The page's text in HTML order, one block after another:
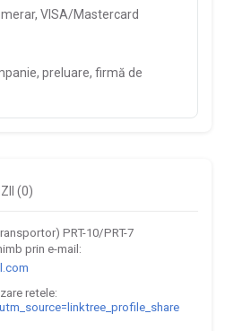
VISA/Mastercard
preluare, firmă de
(0)
PRT-10/PRT-7
prin e-mail:
retele: